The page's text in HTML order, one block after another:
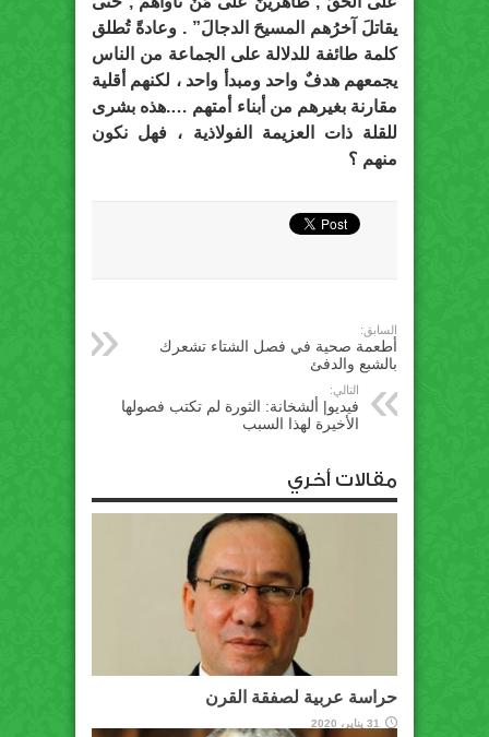
يقاتلَ آخرُهم المسيحَ الدجالَ” . وعادةً تُطلق
كلمة طائفة للدلالة على الجماعة من الناس
يجمعهم هدفٌ واحد ومبدأ واحد ، لكنهم أقلية
مقارنة بغيرهم من أبناء أمتهم ….هذه بشرى
للقلة ذات العزيمة الفولاذية ، فهل نكون
منهم ؟
السابق:
أطعمة صحية في فصل الشتاء تشعرك
بالشبع والدفئ
التالي:
فيديو| ألشخانة: الثورة لم تكتب فصولها
الأخيرة لهذا السبب
مقالات أخري
حراسة عربية لصفقة القرن
31 يناير، 2020